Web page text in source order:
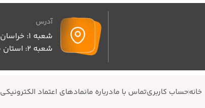
آدرس
شعبه 1: خراسان شمالی، شهرستان گرمه
شعبه 2: استان بوشهر، بندر گناوه
خانهحساب کاربریتماس با مادرباره مانمادهای اعتماد الکترونیکی